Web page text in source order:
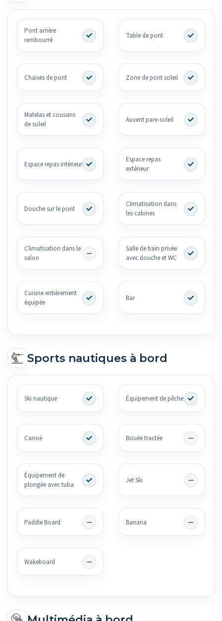
Pont arrière
rembourré
Table de pont
Chaises de pont Zone de pont soleil
Matelas et coussins
de soleil
Auvent pare-soleil
Espace repas intérieur
Espace repas
extérieur
Douche sur le pont
Climatisation dans
les cabines
Climatisation dans le
salon
Salle de bain privée
avec douche et WC
Cuisine entièrement
équipée
Bar
Sports nautiques à bord
Ski nautique Équipement de pêche
Canoë Bouée tractée
Équipement de
plongée avec tuba
Jet Ski
Paddle Board Banana
Wakeboard